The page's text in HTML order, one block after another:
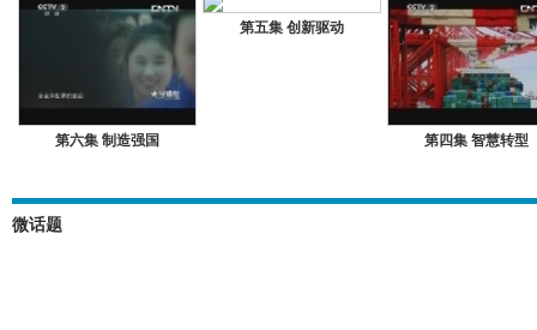
第六集 制造强国
第五集 创新驱动
第四集 智慧转型
微话题